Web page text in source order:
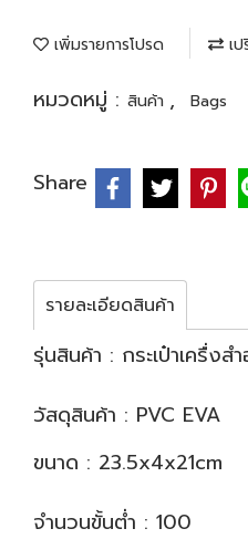
เพิ่มรายการโปรด เ
หมวดหมู่ : สินค้า , Bags
Share
รายละเอียดสินค้า
รุ่นสินค้า : กระเป๋าเครื่งส
วัสดุสินค้า : PVC EVA
ขนาด : 23.5x4x21cm
จำนวนขั้นต่ำ : 100